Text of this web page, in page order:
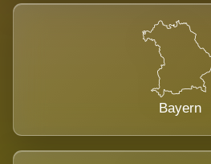
Bayern